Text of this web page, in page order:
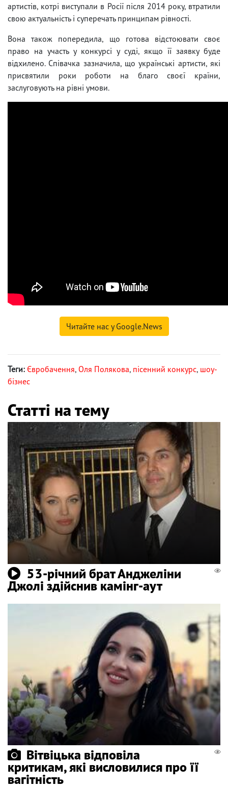
артистів, котрі виступали в Росії після 2014 року, втратили
свою актуальність і суперечать принципам рівності.
Вона також попередила, що готова відстоювати своє
право на участь у конкурсі у суді, якщо її заявку буде
відхилено. Співачка зазначила, що українські артисти, які
присвятили роки роботи на благо своєї країни,
заслуговують на рівні умови.
Читайте нас у Google.News
Теги: Євробачення, Оля Полякова, пісенний конкурс, шоу-
бізнес
Статті на тему
53-річний брат Анджеліни
Джолі здійснив камінг-аут
Вітвіцька відповіла
критикам, які висловилися про її
вагітність